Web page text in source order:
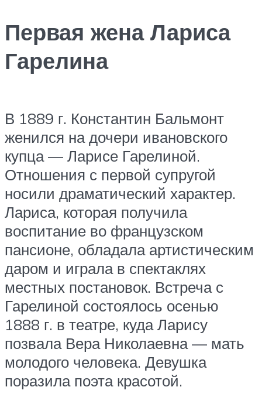
Первая жена Лариса
Гарелина
В 1889 г. Константин Бальмонт
женился на дочери ивановского
купца — Ларисе Гарелиной.
Отношения с первой супругой
носили драматический характер.
Лариса, которая получила
воспитание во французском
пансионе, обладала артистическим
даром и играла в спектаклях
местных постановок. Встреча с
Гарелиной состоялось осенью
1888 г. в театре, куда Ларису
позвала Вера Николаевна — мать
молодого человека. Девушка
поразила поэта красотой.